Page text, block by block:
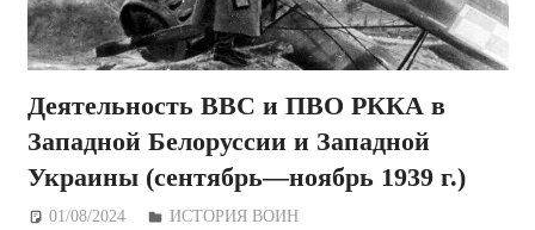
Деятельность ВВС и ПВО РККА в
Западной Белоруссии и Западной
Украины (сентябрь—ноябрь 1939 г.)
01/08/2024 Дежурный по Редакции
ИСТОРИЯ ВОИН